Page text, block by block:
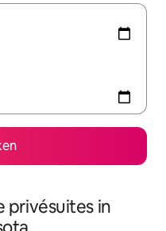
privésuites in